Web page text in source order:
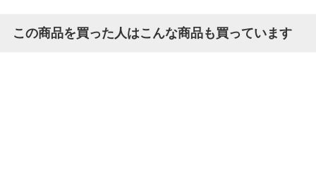
この商品を買った人はこんな商品も買っています